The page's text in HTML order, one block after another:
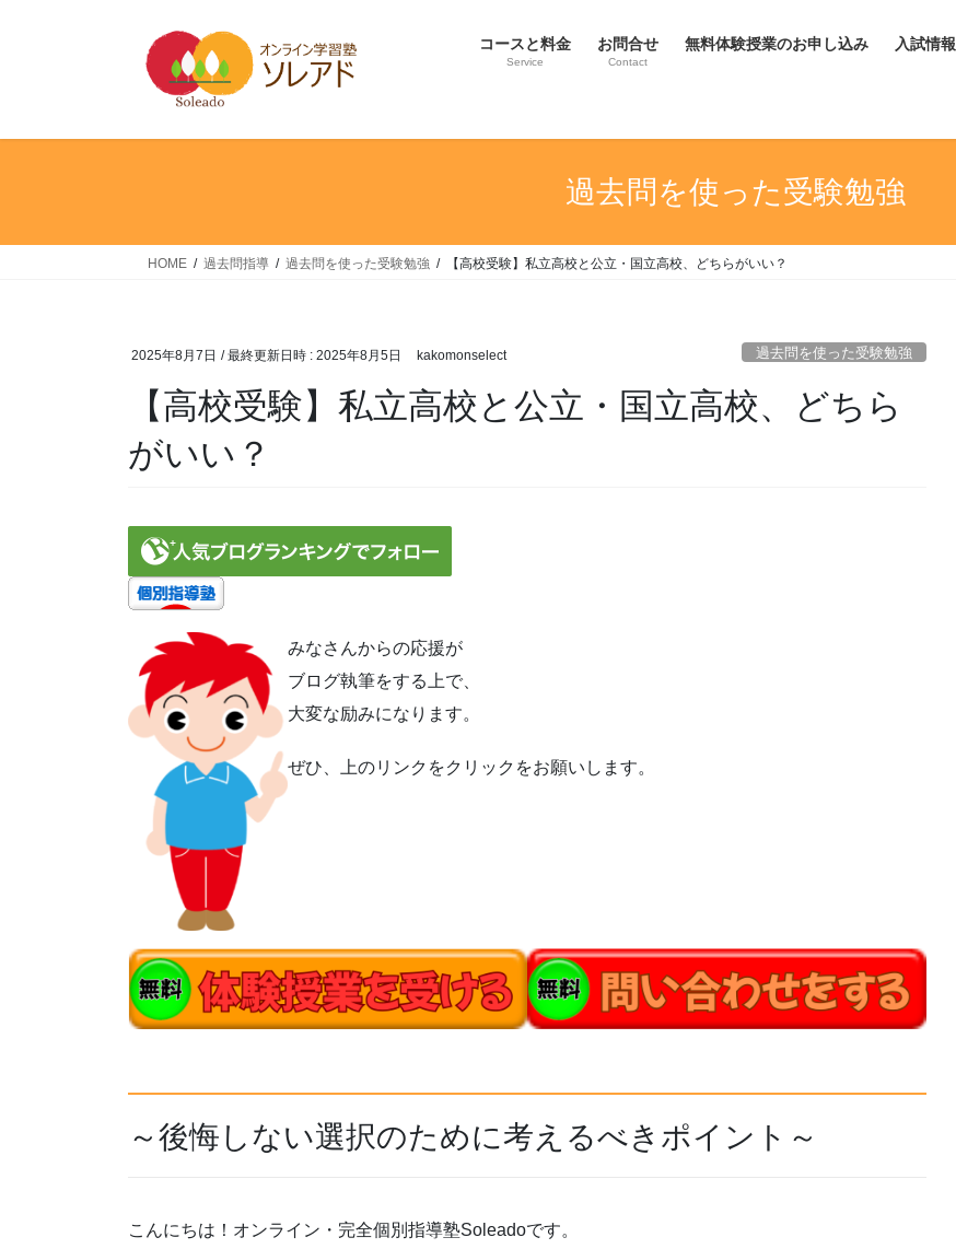
へ
プ
ョ
動
コースと料金
Service
お問合せ
Contact
無料体験授業のお申し込み 入試情報
過去問を使った受験勉強
HOME 過去問指導 過去問を使った受験勉強 【高校受験】私立高校と公立・国立高校、どちらがいい？
2025年8月7日 / 最終更新日時 : 2025年8月5日 kakomonselect 過去問を使った受験勉強
【高校受験】私立高校と公立・国立高校、どちら
がいい？
みなさんからの応援が
ブログ執筆をする上で、
大変な励みになります。
ぜひ、上のリンクをクリックをお願いします。
～後悔しない選択のために考えるべきポイント～
こんにちは！オンライン・完全個別指導塾Soleadoです。